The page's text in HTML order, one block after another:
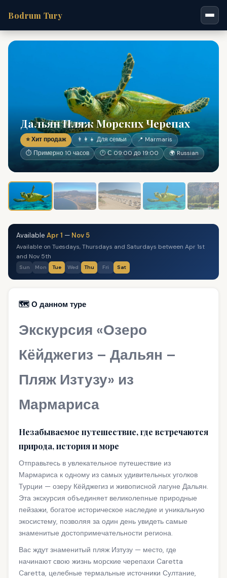
Bodrum Tury
Дальян Пляж Морских Черепах
⭐ Хит продаж 👨‍👩‍👧 Для семьи
📍 Marmaris
⏱ Примерно 10 часов
🕐 С 09:00 до 19:00 🌍 Russian
Available Apr 1 — Nov 5
Available on Tuesdays, Thursdays and Saturdays between Apr 1st
and Nov 5th
Sun Mon Tue Wed Thu Fri Sat
🗺️ О данном туре
Экскурсия «Озеро
Кёйджегиз – Дальян –
Пляж Изтузу» из
Мармариса
Незабываемое путешествие, где встречаются
природа, история и море
Отправьтесь в увлекательное путешествие из
Мармариса к одному из самых удивительных уголков
Турции — озеру Кёйджегиз и живописной лагуне Дальян.
Эта экскурсия объединяет великолепные природные
пейзажи, богатое историческое наследие и уникальную
экосистему, позволяя за один день увидеть самые
знаменитые достопримечательности региона.
Вас ждут знаменитый пляж Изтузу — место, где
начинают свою жизнь морские черепахи Caretta
Caretta, целебные термальные источники Султание,